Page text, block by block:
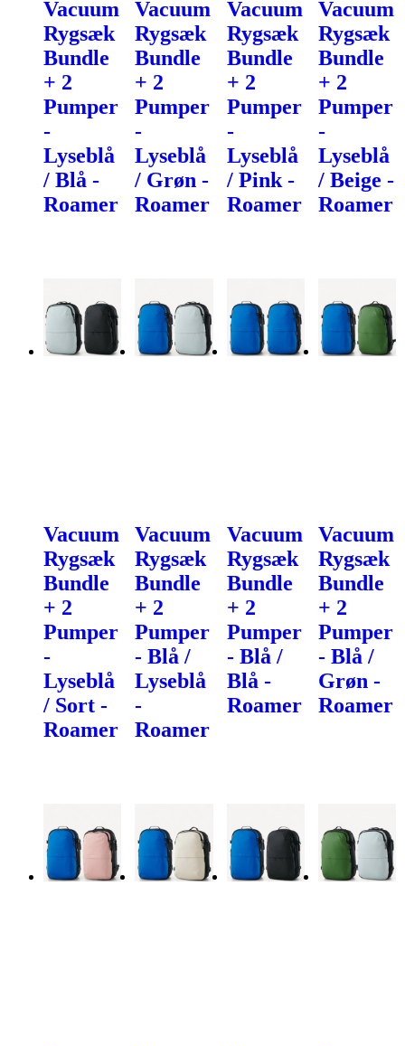
Vacuum
Rygsæk
Bundle
+ 2
Pumper
-
Lyseblå
/ Blå -
Roamer
Vacuum
Rygsæk
Bundle
+ 2
Pumper
-
Lyseblå
/ Grøn -
Roamer
Vacuum
Rygsæk
Bundle
+ 2
Pumper
-
Lyseblå
/ Pink -
Roamer
Vacuum
Rygsæk
Bundle
+ 2
Pumper
-
Lyseblå
/ Beige -
Roamer
Vacuum
Rygsæk
Bundle
+ 2
Pumper
-
Lyseblå
/ Sort -
Roamer
Vacuum
Rygsæk
Bundle
+ 2
Pumper
- Blå /
Lyseblå
-
Roamer
Vacuum
Rygsæk
Bundle
+ 2
Pumper
- Blå /
Blå -
Roamer
Vacuum
Rygsæk
Bundle
+ 2
Pumper
- Blå /
Grøn -
Roamer